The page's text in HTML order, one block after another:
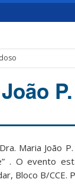
Maria João
. O evento
Bloco B/CCE.